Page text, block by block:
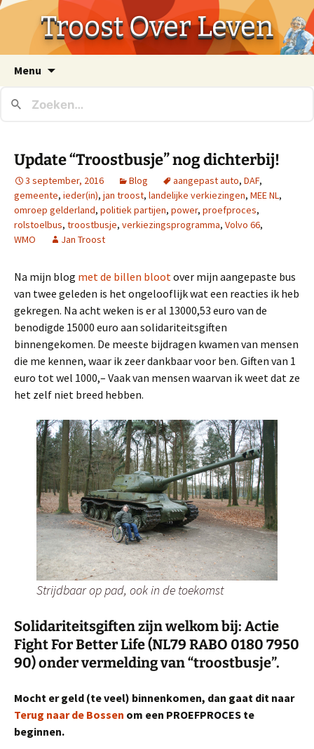
Troost Over Leven
Menu
inhoud
Update “Troostbusje” nog dichterbij!
3 september, 2016 Blog aangepast auto, DAF,
gemeente, ieder(in), jan troost, landelijke verkiezingen, MEE NL,
omroep gelderland, politiek partijen, power, proefproces,
rolstoelbus, troostbusje, verkiezingsprogramma, Volvo 66,
WMO
Jan Troost
Na mijn blog met de billen blootover mijn aangepaste bus
van twee geleden is het ongelooflijk wat een reacties ik heb
gekregen. Na acht weken is er al 13000,53 euro van de
benodigde 15000 euro aan solidariteitsgiften
binnengekomen. De meeste bijdragen kwamen van mensen
die me kennen, waar ik zeer dankbaar voor ben. Giften van 1
euro tot wel 1000,– Vaak van mensen waarvan ik weet dat ze
het zelf niet breed hebben.
Strijdbaar op pad, ook in de toekomst
Solidariteitsgiften zijn welkom bij: Actie
Fight For Better Life(NL79 RABO 0180 7950
90) onder vermelding van “troostbusje”.
Mocht er geld (te veel) binnenkomen, dan gaat dit naar
Terug naar de Bossen om een PROEFPROCES te
beginnen.